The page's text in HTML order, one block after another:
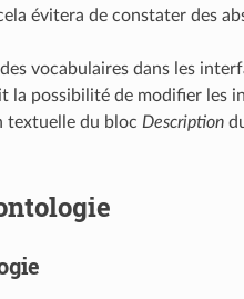
évitera de constater des
vocabulaires dans les
la possibilité de modifier les
textuelle du bloc Description